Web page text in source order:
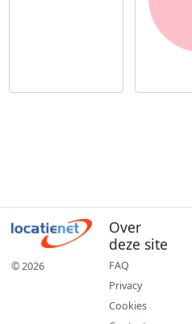
© 2026
Over
deze site
FAQ
Privacy
Cookies